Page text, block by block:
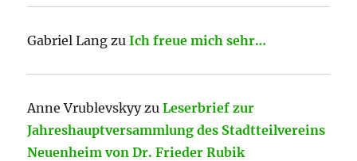
Gabriel Lang zuIch freue mich sehr…
Anne VrublevskyyzuLeserbrief zur
Jahreshauptversammlung des Stadtteilvereins
Neuenheim von Dr. Frieder Rubik